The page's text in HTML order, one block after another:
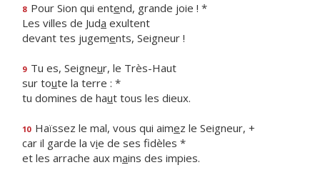
8 Pour Sion qui entend, grande joie ! *
Les villes de Juda exultent
devant tes jugements, Seigneur !
9 Tu es, Seigneur, le Très-Haut
sur toute la terre : *
tu domines de haut tous les dieux.
10 Haïssez le mal, vous qui aimez le Seigneur, +
car il garde la vie de ses fidèles *
et les arrache aux mains des impies.